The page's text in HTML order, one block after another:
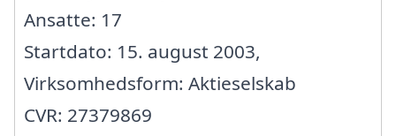
Ansatte: 17
Startdato: 15. august 2003,
Virksomhedsform: Aktieselskab
CVR: 27379869